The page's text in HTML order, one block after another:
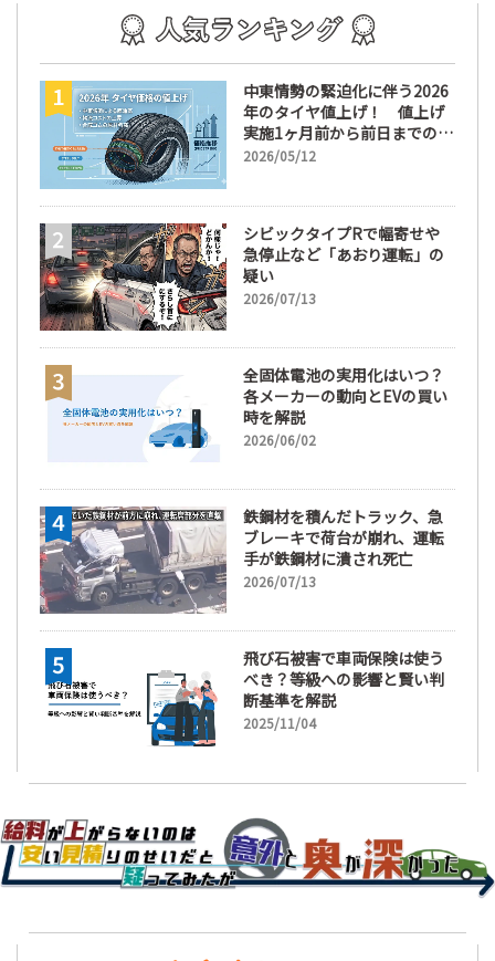
中東情勢の緊迫化に伴う2026
年のタイヤ値上げ！ 値上げ
実施1ヶ月前から前日までの期
間が販売において極めて重要
2026/05/12
シビックタイプRで幅寄せや
急停止など「あおり運転」の
疑い
2026/07/13
全固体電池の実用化はいつ？
各メーカーの動向とEVの買い
時を解説
2026/06/02
鉄鋼材を積んだトラック、急
ブレーキで荷台が崩れ、運転
手が鉄鋼材に潰され死亡
2026/07/13
飛び石被害で車両保険は使う
べき？等級への影響と賢い判
断基準を解説
2025/11/04